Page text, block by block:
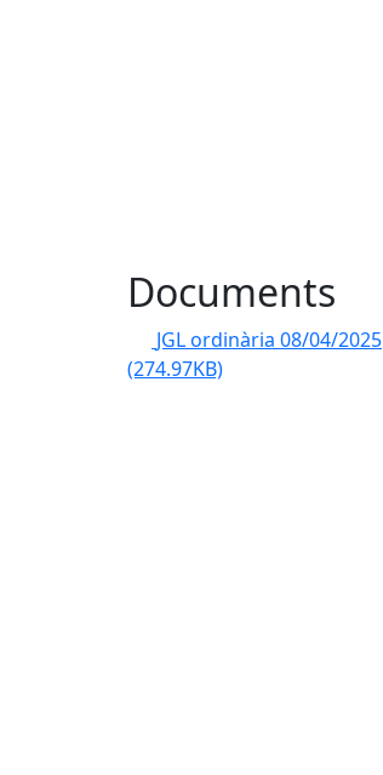
Documents
JGL ordinària 08/04/2025
(274.97KB)